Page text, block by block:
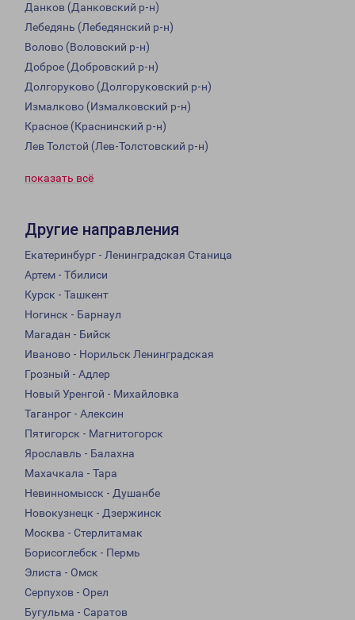
Данков (Данковский р-н)
Лебедянь (Лебедянский р-н)
Волово (Воловский р-н)
Доброе (Добровский р-н)
Долгоруково (Долгоруковский р-н)
Измалково (Измалковский р-н)
Красное (Краснинский р-н)
Лев Толстой (Лев-Толстовский р-н)
показать всё
Другие направления
Екатеринбург - Ленинградская Станица
Артем - Тбилиси
Курск - Ташкент
Ногинск - Барнаул
Магадан - Бийск
Иваново - Норильск Ленинградская
Грозный - Адлер
Новый Уренгой - Михайловка
Таганрог - Алексин
Пятигорск - Магнитогорск
Ярославль - Балахна
Махачкала - Тара
Невинномысск - Душанбе
Новокузнецк - Дзержинск
Москва - Стерлитамак
Борисоглебск - Пермь
Элиста - Омск
Серпухов - Орел
Бугульма - Саратов